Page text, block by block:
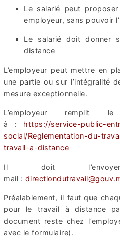
Le salarié peut
employeur, sans pouvoir
Le salarié doit donner
distance
L’employeur peut mettre en
une partie ou sur l’intégralité
mesure exceptionnelle.
L’employeur remplit
à : https://service-public-
social/Reglementation-du-
travail-a-distance
Il doit
mail :
Préalablement, il faut que
pour le travail à distance
document reste chez
avec le formulaire).